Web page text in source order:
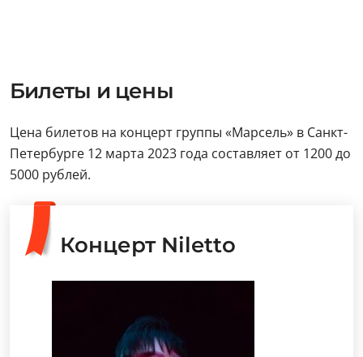
Билеты и цены
Цена билетов на концерт группы «Марсель» в Санкт-
Петербурге 12 марта 2023 года составляет от 1200 до
5000 рублей.
Концерт Niletto